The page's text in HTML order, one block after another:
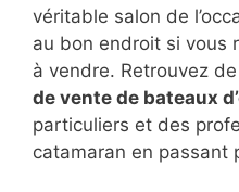
véritable salon de
au bon endroit si vous
à vendre. Retrouvez
de vente de bateaux
particuliers et des
catamaran en passant